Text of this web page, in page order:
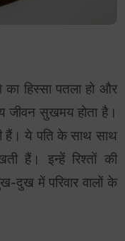
हिस्सा पतला हो और
जीवन सुखमय होता है।
हैं। ये पति के साथ साथ
हैं। इन्हें रिश्तों की
दुख में परिवार वालों के